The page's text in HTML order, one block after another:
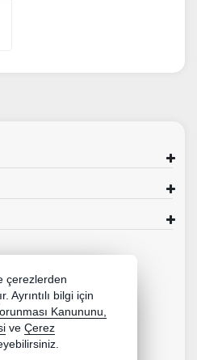
No:2 Gaziemir - İZMİR
çerezlerden
Ayrıntılı bilgi için
Kanununu,
ve Çerez